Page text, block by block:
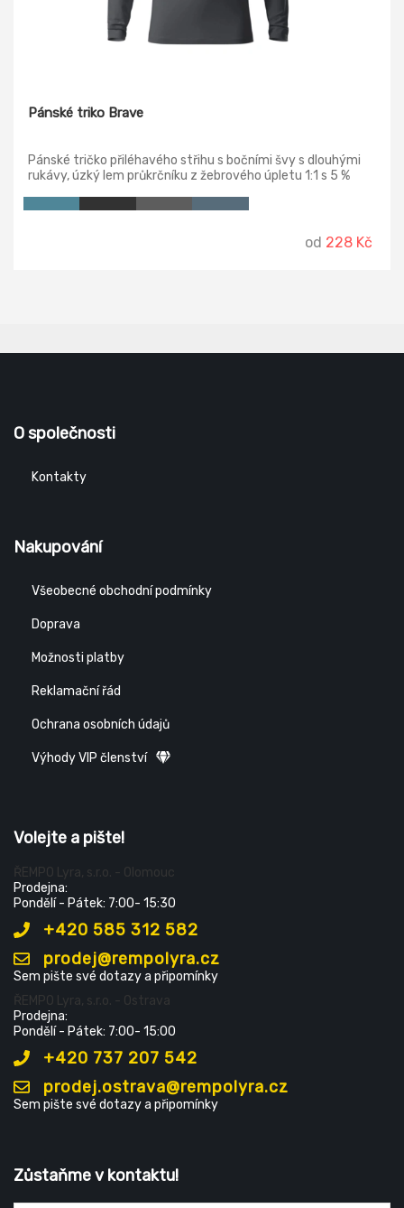
Pánské triko Brave
Pánské tričko přiléhavého střihu s bočními švy s dlouhými
rukávy, úzký lem průkrčníku z žebrového úpletu 1:1 s 5 %
od 228 Kč
O společnosti
Kontakty
Nakupování
Všeobecné obchodní podmínky
Doprava
Možnosti platby
Reklamační řád
Ochrana osobních údajů
Výhody VIP členství
Volejte a pište!
ŘEMPO Lyra, s.r.o. - Olomouc
Prodejna:
Pondělí - Pátek: 7:00- 15:30
+420 585 312 582
prodej@rempolyra.cz
Sem pište své dotazy a připomínky
ŘEMPO Lyra, s.r.o. - Ostrava
Prodejna:
Pondělí - Pátek: 7:00- 15:00
+420 737 207 542
prodej.ostrava@rempolyra.cz
Sem pište své dotazy a připomínky
Zůstaňme v kontaktu!